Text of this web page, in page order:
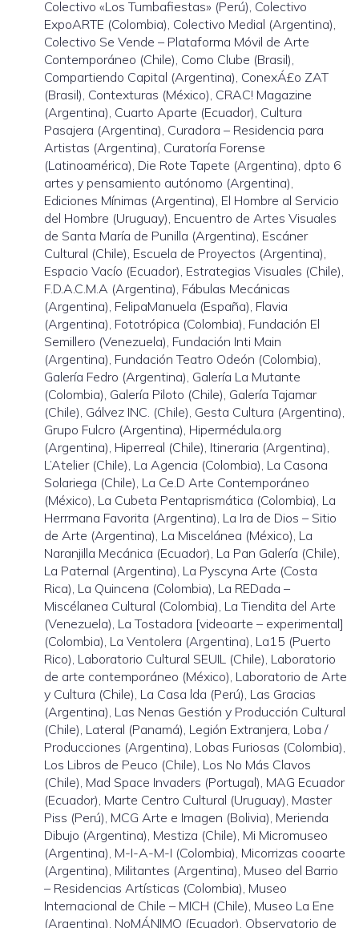
Colectivo «Los Tumbafiestas» (Perú), Colectivo
ExpoARTE (Colombia), Colectivo Medial (Argentina),
Colectivo Se Vende – Plataforma Móvil de Arte
Contemporáneo (Chile), Como Clube (Brasil),
Compartiendo Capital (Argentina), ConexÁ£o ZAT
(Brasil), Contexturas (México), CRAC! Magazine
(Argentina), Cuarto Aparte (Ecuador), Cultura
Pasajera (Argentina), Curadora – Residencia para
Artistas (Argentina), Curatoría Forense
(Latinoamérica), Die Rote Tapete (Argentina), dpto 6
artes y pensamiento autónomo (Argentina),
Ediciones Mínimas (Argentina), El Hombre al Servicio
del Hombre (Uruguay), Encuentro de Artes Visuales
de Santa María de Punilla (Argentina), Escáner
Cultural (Chile), Escuela de Proyectos (Argentina),
Espacio Vacío (Ecuador), Estrategias Visuales (Chile),
F.D.A.C.M.A (Argentina), Fábulas Mecánicas
(Argentina), FelipaManuela (España), Flavia
(Argentina), Fototrópica (Colombia), Fundación El
Semillero (Venezuela), Fundación Inti Main
(Argentina), Fundación Teatro Odeón (Colombia),
Galería Fedro (Argentina), Galería La Mutante
(Colombia), Galería Piloto (Chile), Galería Tajamar
(Chile), Gálvez INC. (Chile), Gesta Cultura (Argentina),
Grupo Fulcro (Argentina), Hipermédula.org
(Argentina), Hiperreal (Chile), Itineraria (Argentina),
L’Atelier (Chile), La Agencia (Colombia), La Casona
Solariega (Chile), La Ce.D Arte Contemporáneo
(México), La Cubeta Pentaprismática (Colombia), La
Herrmana Favorita (Argentina), La Ira de Dios – Sitio
de Arte (Argentina), La Miscelánea (México), La
Naranjilla Mecánica (Ecuador), La Pan Galería (Chile),
La Paternal (Argentina), La Pyscyna Arte (Costa
Rica), La Quincena (Colombia), La REDada –
Miscélanea Cultural (Colombia), La Tiendita del Arte
(Venezuela), La Tostadora [videoarte – experimental]
(Colombia), La Ventolera (Argentina), La15 (Puerto
Rico), Laboratorio Cultural SEUIL (Chile), Laboratorio
de arte contemporáneo (México), Laboratorio de Arte
y Cultura (Chile), La Casa lda (Perú), Las Gracias
(Argentina), Las Nenas Gestión y Producción Cultural
(Chile), Lateral (Panamá), Legión Extranjera, Loba /
Producciones (Argentina), Lobas Furiosas (Colombia),
Los Libros de Peuco (Chile), Los No Más Clavos
(Chile), Mad Space Invaders (Portugal), MAG Ecuador
(Ecuador), Marte Centro Cultural (Uruguay), Master
Piss (Perú), MCG Arte e Imagen (Bolivia), Merienda
Dibujo (Argentina), Mestiza (Chile), Mi Micromuseo
(Argentina), M-I-A-M-I (Colombia), Micorrizas cooarte
(Argentina), Militantes (Argentina), Museo del Barrio
– Residencias Artísticas (Colombia), Museo
Internacional de Chile – MICH (Chile), Museo La Ene
(Argentina), NoMÁNIMO (Ecuador), Observatorio de